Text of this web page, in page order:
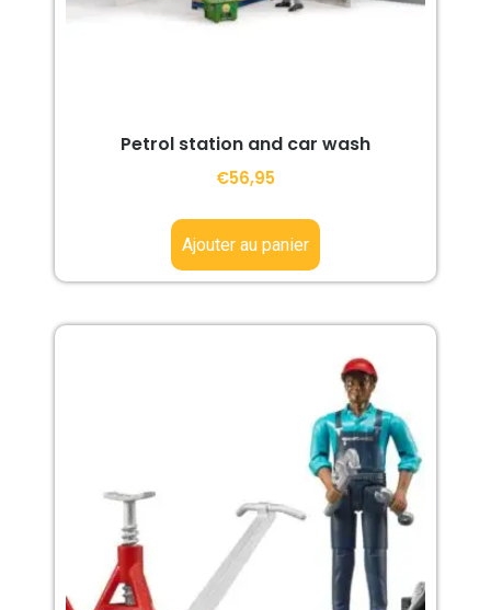
Petrol station and car wash
€56,95
Ajouter au panier